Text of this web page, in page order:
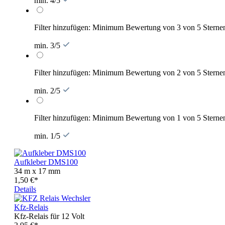
Filter hinzufügen: Minimum Bewertung von 3 von 5
min. 3/5
Filter hinzufügen: Minimum Bewertung von 2 von 5
min. 2/5
Filter hinzufügen: Minimum Bewertung von 1 von 5
min. 1/5
Aufkleber DMS100
34 m x 17 mm
1,50 €*
Details
Kfz-Relais
Kfz-Relais für 12 Volt